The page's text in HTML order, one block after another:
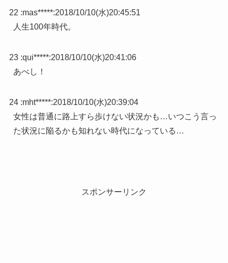
22 :mas*****:2018/10/10(水)20:45:51
人生100年時代。
23 :qui*****:2018/10/10(水)20:41:06
あべし！
24 :mht*****:2018/10/10(水)20:39:04
女性は普通に路上すら歩けない状況かも…いつこう言っ
た状況に陥るかも知れない時代になっている…
スポンサーリンク